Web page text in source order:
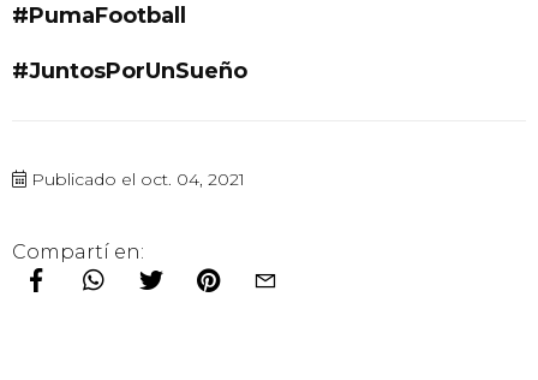
#PumaFootball
#JuntosPorUnSueño
Publicado el oct. 04, 2021
Compartí en: